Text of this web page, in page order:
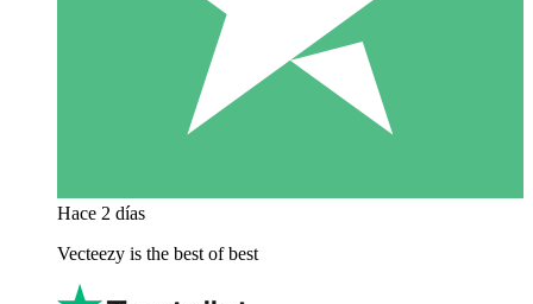
Hace 2 días
Vecteezy is the best of best